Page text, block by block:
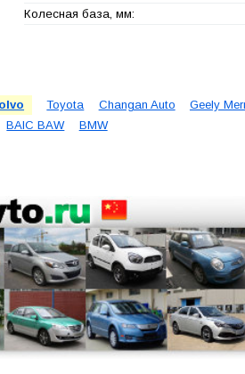
Колесная база, мм:
Toyota Changan Auto Geely
BAIC BAW BMW